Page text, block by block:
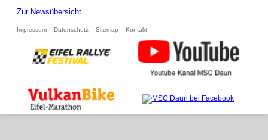
Zur Newsübersicht
Navigation
Impressum Datenschutz Sitemap Kontakt